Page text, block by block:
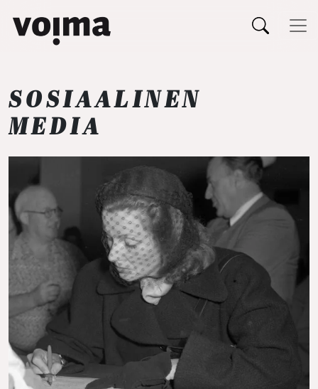
Päävalikko
SOSIAALINEN
MEDIA